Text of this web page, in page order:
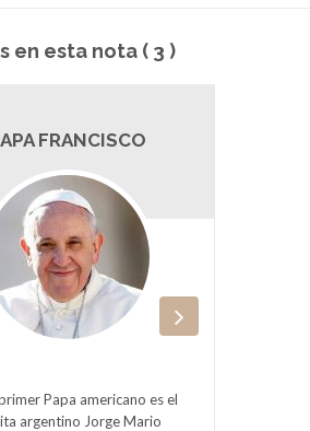
en esta nota ( 3 )
FRANCISCO
Papa americano es el
argentino Jorge Mario